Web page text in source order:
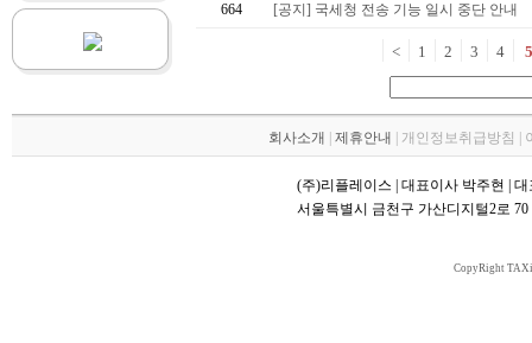
664 [공지] 국세청 전송 기능 일시 중단 안내
< 1 2 3 4 5
회사소개 제휴안내 | 개인정보취급방침 |
(주)리플레이스 | 대표이사 박주현 | 대
서울특별시 금천구 가산디지털2로 70
CopyRight